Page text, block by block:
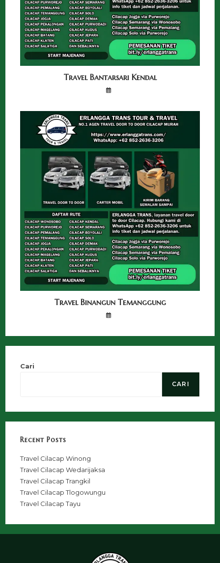
Travel Bantarsari Kendal
Travel Binangun Temanggung
Cari
CARI
Recent Posts
Travel Cilacap Winong
Travel Cilacap Wedarijaksa
Travel Cilacap Trangkil
Travel Cilacap Tlogowungu
Travel Cilacap Tayu